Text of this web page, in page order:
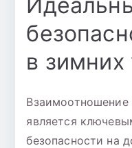
в зимних
является
безопасности на